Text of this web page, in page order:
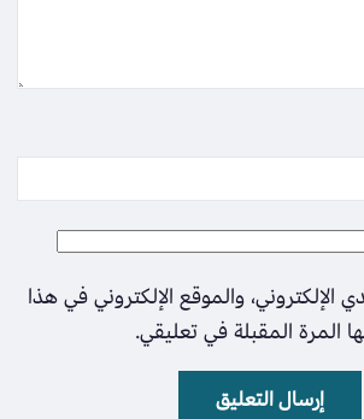
والموقع الإلكتروني في هذا
المرة المقبلة في تعليقي.